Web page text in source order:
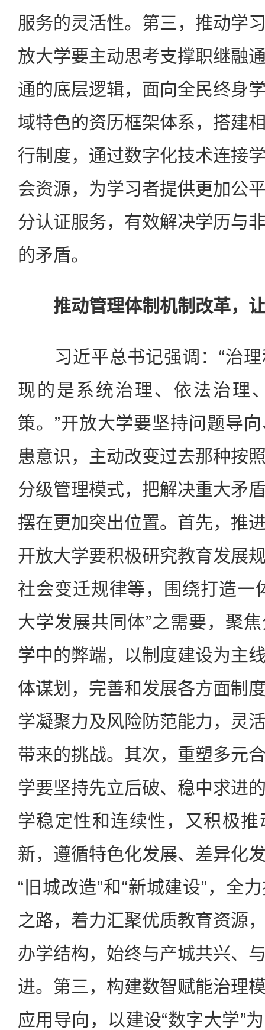
服务的灵活性。第三，推动学
放大学要主动思考支撑职继融
通的底层逻辑，面向全民终身
域特色的资历框架体系，搭建
行制度，通过数字化技术连接
会资源，为学习者提供更加公
分认证服务，有效解决学历与
的矛盾。
推动管理体制机制改革，让
习近平总书记强调：“治理
现的是系统治理、依法治理
策。”开放大学要坚持问题导
患意识，主动改变过去那种按
分级管理模式，把解决重大矛
摆在更加突出位置。首先，推
开放大学要积极研究教育发展
社会变迁规律等，围绕打造一
大学发展共同体”之需要，聚
学中的弊端，以制度建设为主
体谋划，完善和发展各方面制
学凝聚力及风险防范能力，灵
带来的挑战。其次，重塑多元
学要坚持先立后破、稳中求进
学稳定性和连续性，又积极
新，遵循特色化发展、差异化
“旧城改造”和“新城建设”，全
之路，着力汇聚优质教育资源
办学结构，始终与产城共兴、
进。第三，构建数智赋能治理
应用导向，以建设“数字大学”